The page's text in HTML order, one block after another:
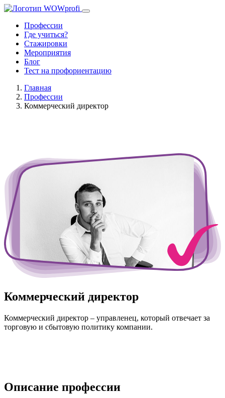
Профессии
Где учиться?
Стажировки
Мероприятия
Блог
Тест на профориентацию
Главная
Профессии
Коммерческий директор
Коммерческий директор
Коммерческий директор – управленец, который отвечает за
торговую и сбытовую политику компании.
Описание профессии